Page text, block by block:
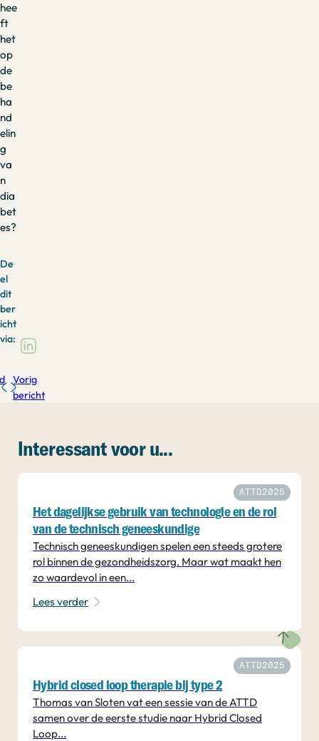
hee
ft
het
op
de
be
ha
nd
elin
g
va
n
dia
bet
es?
De
el
dit
ber
icht
via:
Vorig
bericht
Interessant voor u...
ATTD2025
Het dagelijkse gebruik van technologie en de rol
van de technisch geneeskundige
Technisch geneeskundigen spelen een steeds grotere
rol binnen de gezondheidszorg. Maar wat maakt hen
zo waardevol in een...
Lees verder
ATTD2025
Hybrid closed loop therapie bij type 2
Thomas van Sloten vat een sessie van de ATTD
samen over de eerste studie naar Hybrid Closed
Loop...